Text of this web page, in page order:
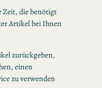
Zeit, die benötigt
Artikel bei Ihnen
zurückgeben,
einen
zu verwenden